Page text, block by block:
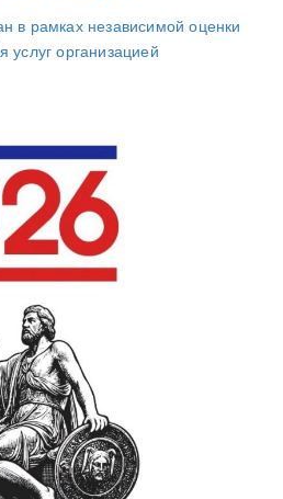
в рамках независимой оценки
услуг организацией